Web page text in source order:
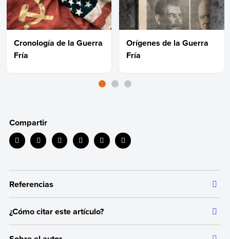
Cronología de la Guerra
Fría
Orígenes de la Guerra
Fría
Compartir
Referencias
Toda la información que ofrecemos está respaldada por
fuentes bibliográficas autorizadas y actualizadas, que aseguran
un contenido confiable en línea con nuestros principios
¿Cómo citar este artículo?